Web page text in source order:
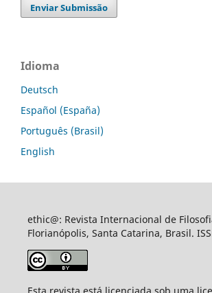
Enviar Submissão
Idioma
Deutsch
Español (España)
Português (Brasil)
English
ethic@: Revista Internacional de
Florianópolis, Santa Catarina, Brasil.